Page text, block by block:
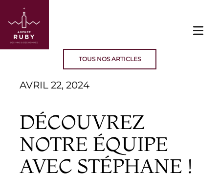
TOUS NOS ARTICLES
AVRIL 22, 2024
DÉCOUVREZ
NOTRE ÉQUIPE
AVEC STÉPHANE !